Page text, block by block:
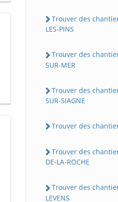
Trouver des
LES-PINS
Trouver des
SUR-MER
Trouver des
SUR-SIAGNE
Trouver des
Trouver des
DE-LA-ROCHE
Trouver des
LEVENS